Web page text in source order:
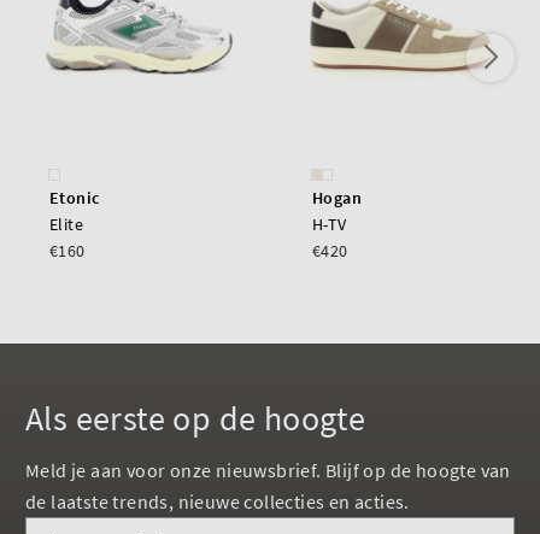
Etonic
Elite
€160
Hogan
H-TV
€420
Als eerste op de hoogte
Meld je aan voor onze nieuwsbrief. Blijf op de hoogte van
de laatste trends, nieuwe collecties en acties.